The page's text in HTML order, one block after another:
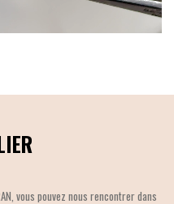
vous pouvez nous rencontrer dans